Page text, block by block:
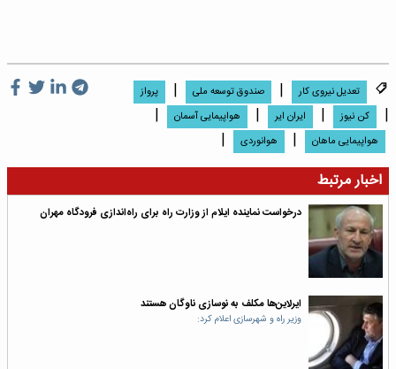
تعدیل نیروی کار | صندوق توسعه ملی | پرواز
| کن نیوز | ایران ایر | هواپیمایی آسمان |
هواپیمایی ماهان | هوانوردى
|
اخبار مرتبط
درخواست نماینده ایلام از وزارت راه برای راه‌اندازی فرودگاه مهران
ایرلاین‌ها مکلف به نوسازی ناوگان هستند
وزیر راه و شهرسازی اعلام کرد:‌